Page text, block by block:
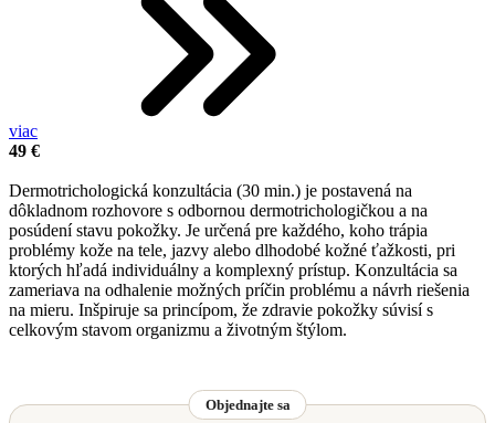
viac
49 €
Dermotrichologická konzultácia (30 min.) je postavená na
dôkladnom rozhovore s odbornou dermotrichologičkou a na
posúdení stavu pokožky. Je určená pre každého, koho trápia
problémy kože na tele, jazvy alebo dlhodobé kožné ťažkosti, pri
ktorých hľadá individuálny a komplexný prístup. Konzultácia sa
zameriava na odhalenie možných príčin problému a návrh riešenia
na mieru. Inšpiruje sa princípom, že zdravie pokožky súvisí s
celkovým stavom organizmu a životným štýlom.
Objednajte sa